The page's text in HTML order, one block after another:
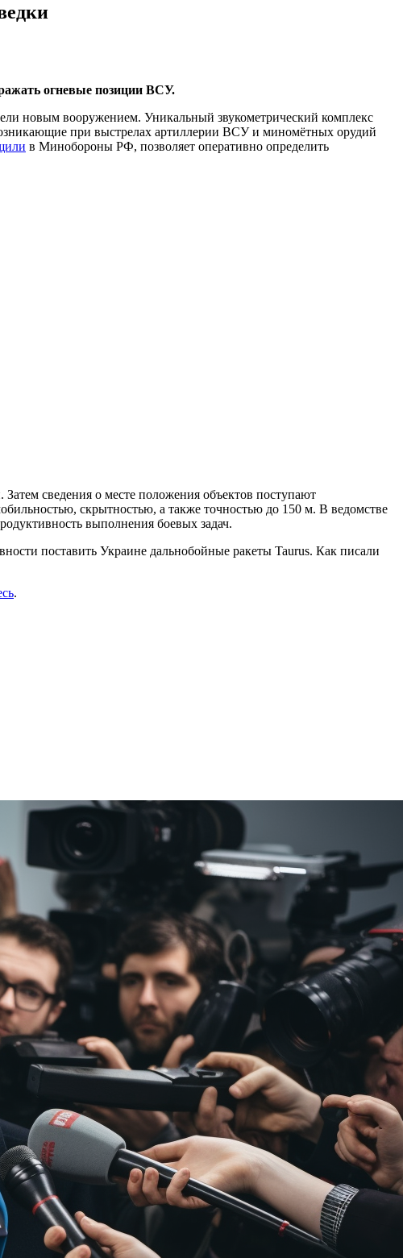
огневые позиции ВСУ.
новым вооружением. Уникальный звукометрический комплекс
при выстрелах артиллерии ВСУ и миномётных орудий
в Минобороны РФ, позволяет оперативно определить
сведения о месте положения объектов поступают
скрытностью, а также точностью до 150 м. В ведомстве
выполнения боевых задач.
поставить Украине дальнобойные ракеты Taurus. Как писали
.